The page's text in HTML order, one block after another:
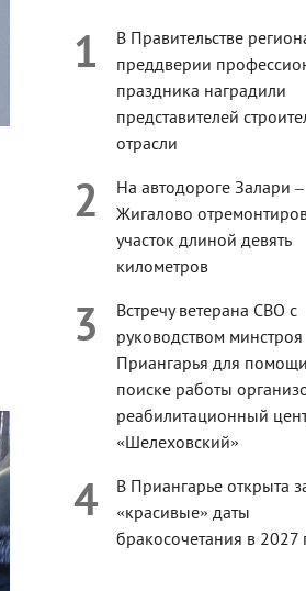
1
В Правительстве
преддверии
праздника наградили
представителей
отрасли
2
На автодороге Залари –
Жигалово
участок длиной девять
километров
3
Встречу ветерана СВО с
руководством минстроя
Приангарья для
поиске работы
реабилитационный
«Шелеховский»
4
В Приангарье открыта
«красивые» даты
бракосочетания в 2027